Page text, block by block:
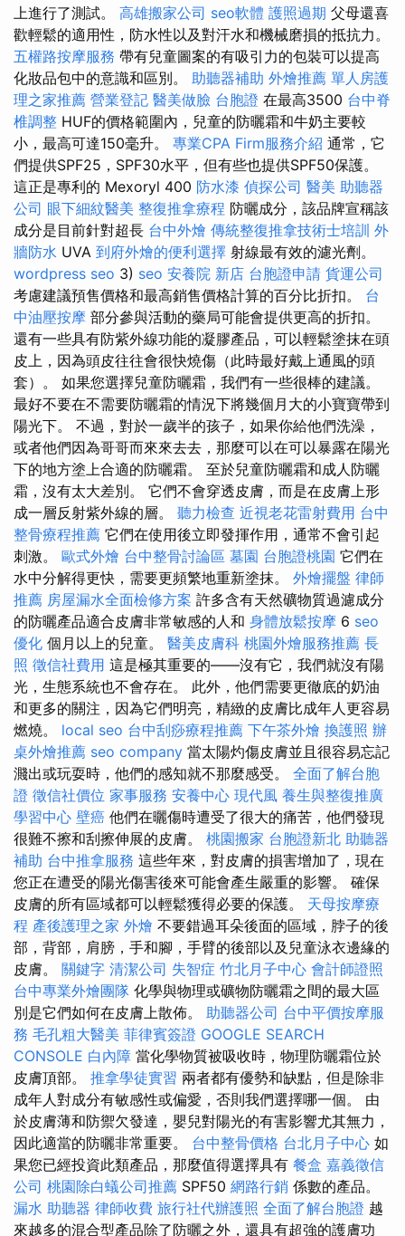
上進行了測試。 高雄搬家公司 seo軟體 護照過期 父母還喜
歡輕鬆的適用性，防水性以及對汗水和機械磨損的抵抗力。
五權路按摩服務 帶有兒童圖案的有吸引力的包裝可以提高
化妝品包中的意識和區別。 助聽器補助 外燴推薦 單人房護
理之家推薦 營業登記 醫美做臉 台胞證 在最高3500 台中脊
椎調整 HUF的價格範圍內，兒童的防曬霜和牛奶主要較
小，最高可達150毫升。 專業CPA Firm服務介紹 通常，它
們提供SPF25，SPF30水平，但有些也提供SPF50保護。
這正是專利的 Mexoryl 400 防水漆 偵探公司 醫美 助聽器
公司 眼下細紋醫美 整復推拿療程 防曬成分，該品牌宣稱該
成分是目前針對超長 台中外燴 傳統整復推拿技術士培訓 外
牆防水 UVA 到府外燴的便利選擇 射線最有效的濾光劑。
wordpress seo 3) seo 安養院 新店 台胞證申請 貨運公司
考慮建議預售價格和最高銷售價格計算的百分比折扣。 台
中油壓按摩 部分參與活動的藥局可能會提供更高的折扣。
還有一些具有防紫外線功能的凝膠產品，可以輕鬆塗抹在頭
皮上，因為頭皮往往會很快燒傷（此時最好戴上通風的頭
套）。 如果您選擇兒童防曬霜，我們有一些很棒的建議。
最好不要在不需要防曬霜的情況下將幾個月大的小寶寶帶到
陽光下。 不過，對於一歲半的孩子，如果你給他們洗澡，
或者他們因為哥哥而來來去去，那麼可以在可以暴露在陽光
下的地方塗上合適的防曬霜。 至於兒童防曬霜和成人防曬
霜，沒有太大差別。 它們不會穿透皮膚，而是在皮膚上形
成一層反射紫外線的層。 聽力檢查 近視老花雷射費用 台中
整骨療程推薦 它們在使用後立即發揮作用，通常不會引起
刺激。 歐式外燴 台中整骨討論區 墓園 台胞證桃園 它們在
水中分解得更快，需要更頻繁地重新塗抹。 外燴擺盤 律師
推薦 房屋漏水全面檢修方案 許多含有天然礦物質過濾成分
的防曬產品適合皮膚非常敏感的人和 身體放鬆按摩 6 seo
優化 個月以上的兒童。 醫美皮膚科 桃園外燴服務推薦 長
照 徵信社費用 這是極其重要的——沒有它，我們就沒有陽
光，生態系統也不會存在。 此外，他們需要更徹底的奶油
和更多的關注，因為它們明亮，精緻的皮膚比成年人更容易
燃燒。 local seo 台中刮痧療程推薦 下午茶外燴 換護照 辦
桌外燴推薦 seo company 當太陽灼傷皮膚並且很容易忘記
濺出或玩耍時，他們的感知就不那麼感受。 全面了解台胞
證 徵信社價位 家事服務 安養中心 現代風 養生與整復推廣
學習中心 壁癌 他們在曬傷時遭受了很大的痛苦，他們發現
很難不擦和刮擦伸展的皮膚。 桃園搬家 台胞證新北 助聽器
補助 台中推拿服務 這些年來，對皮膚的損害增加了，現在
您正在遭受的陽光傷害後來可能會產生嚴重的影響。 確保
皮膚的所有區域都可以輕鬆獲得必要的保護。 天母按摩療
程 產後護理之家 外燴 不要錯過耳朵後面的區域，脖子的後
部，背部，肩膀，手和腳，手臂的後部以及兒童泳衣邊緣的
皮膚。 關鍵字 清潔公司 失智症 竹北月子中心 會計師證照
台中專業外燴團隊 化學與物理或礦物防曬霜之間的最大區
別是它們如何在皮膚上散佈。 助聽器公司 台中平價按摩服
務 毛孔粗大醫美 菲律賓簽證 GOOGLE SEARCH
CONSOLE 白內障 當化學物質被吸收時，物理防曬霜位於
皮膚頂部。 推拿學徒實習 兩者都有優勢和缺點，但是除非
成年人對成分有敏感性或偏愛，否則我們選擇哪一個。 由
於皮膚薄和防禦欠發達，嬰兒對陽光的有害影響尤其無力，
因此適當的防曬非常重要。 台中整骨價格 台北月子中心 如
果您已經投資此類產品，那麼值得選擇具有 餐盒 嘉義徵信
公司 桃園除白蟻公司推薦 SPF50 網路行銷 係數的產品。
漏水 助聽器 律師收費 旅行社代辦護照 全面了解台胞證 越
來越多的混合型產品除了防曬之外，還具有超強的護膚功